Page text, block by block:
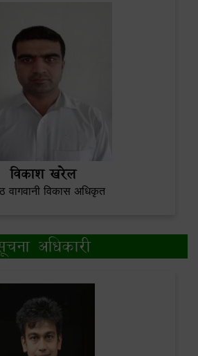
विकाश खरेल
वागवानी विकास अधिकृत
अधिकारी